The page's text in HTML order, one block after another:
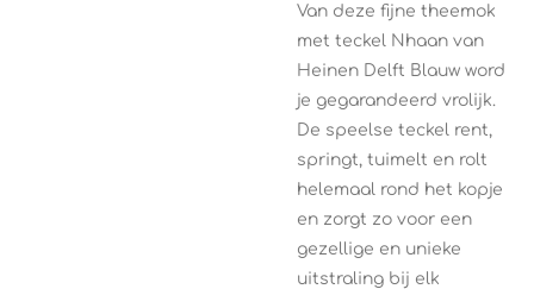
Van deze fijne theemok
met teckel Nhaan van
Heinen Delft Blauw word
je gegarandeerd vrolijk.
De speelse teckel rent,
springt, tuimelt en rolt
helemaal rond het kopje
en zorgt zo voor een
gezellige en unieke
uitstraling bij elk